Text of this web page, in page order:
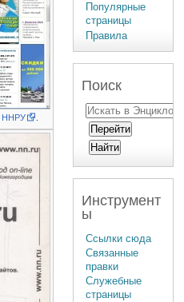
ННРУ
Популярные
страницы
Правила
Поиск
Инструмент
ы
Ссылки сюда
Связанные
правки
Служебные
страницы